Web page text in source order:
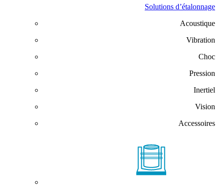
Solutions d’étalonnage
Acoustique
Vibration
Choc
Pression
Inertiel
Vision
Accessoires